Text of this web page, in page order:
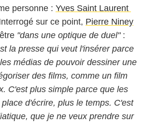
personne : Yves Saint Laurent
sur ce point, Pierre Niney
"dans une optique de duel":
la presse qui veut l'insérer parce
médias de pouvoir dessiner une
des films, comme un film
C'est plus simple parce que les
d'écrire, plus le temps. C'est
que je ne veux prendre sur